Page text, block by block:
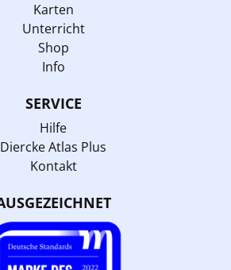
Karten
Unterricht
Shop
Info
SERVICE
Hilfe
Diercke Atlas Plus
Kontakt